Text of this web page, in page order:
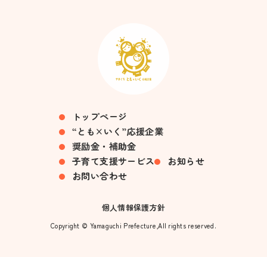
トップページ
“とも×いく”応援企業
奨励金・補助金
子育て支援サービス
お知らせ
お問い合わせ
個人情報保護方針
Copyright © Yamaguchi Prefecture,All rights reserved.